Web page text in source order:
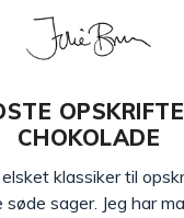
CHOKOLADE
klassiker til
sager. Jeg har